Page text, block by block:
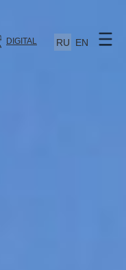
EN
RU
DIGITAL